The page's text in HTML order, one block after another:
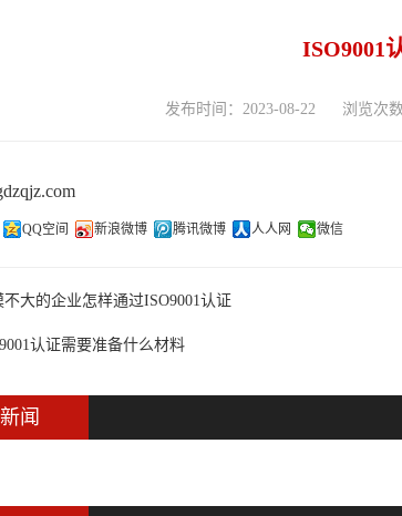
ISO9001
发布时间：2023-08-22 浏览次
QQ空间 新浪微博 腾讯微博 人人网 微信
不大的企业怎样通过ISO9001认证
认证需要准备什么材料
闻